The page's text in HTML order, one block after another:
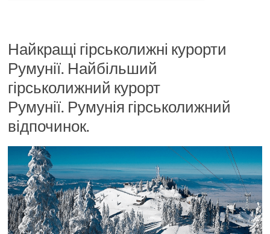
Найкращі гірськолижні курорти
Румунії. Найбільший
гірськолижний курорт
Румунії. Румунія гірськолижний
відпочинок.